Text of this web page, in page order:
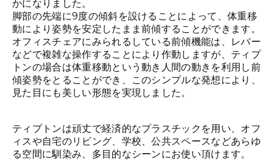
かになりました。
脚部の先端に9度の傾斜を設けることによって、体重移
動により姿勢を安定したまま前傾することができます。
オフィスチェアにみられるしている前傾機能は、レバー
などで複雑な操作することにより作動しますが、ティプ
トンの場合は体重移動という動き人間の動きを利用し前
傾姿勢をとることができ、このシンプルな発想により、
見た目にも美しい形態を実現しました。
ティプトンは頑丈で経済的なプラスチックを用い、オフ
ィスや自宅のリビング、学校、公共スペースなどあらゆ
る空間に馴染み、多目的なシーンにお使い頂けます。